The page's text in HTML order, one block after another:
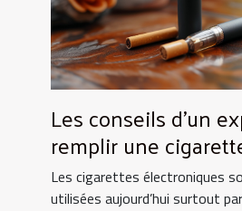
Les conseils d'un
remplir une
électronique !
Les cigarettes électroniques
utilisées aujourd’hui surtout